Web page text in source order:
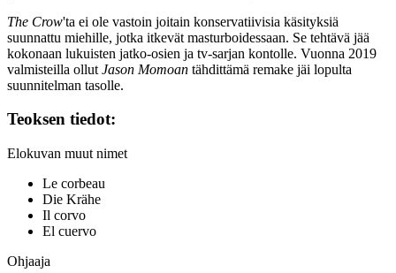
The Crow'ta ei ole vastoin joitain konservatiivisia käsityksiä
suunnattu miehille, jotka itkevät masturboidessaan. Se tehtävä jää
kokonaan lukuisten jatko-osien ja tv‑sarjan kontolle. Vuonna 2019
valmisteilla ollut Jason Momoan tähdittämä remake jäi lopulta
suunnitelman tasolle.
Teoksen tiedot:
Elokuvan muut nimet
Le corbeau
Die Krähe
Il corvo
El cuervo
Ohjaaja